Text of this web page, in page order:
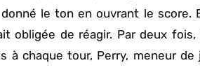
le ton en ouvrant le score.
obligée de réagir. Par deux
à chaque tour, Perry, meneur